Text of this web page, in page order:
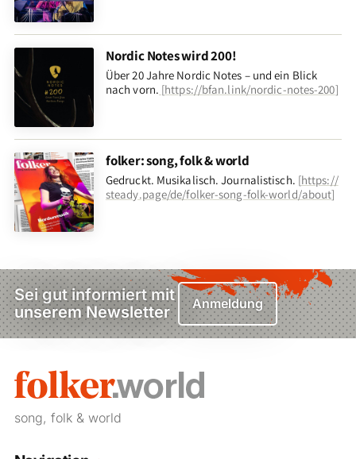
Nordic Notes wird 200!
Über 20 Jahre Nordic Notes – und ein Blick
nach vorn. [https://bfan.link/nordic-notes-200]
folker: song, folk & world
Gedruckt. Musikalisch. Journalistisch. [https://
steady.page/de/folker-song-folk-world/about]
Sei gut informiert mit
unserem Newsletter
Anmeldung
song, folk & world